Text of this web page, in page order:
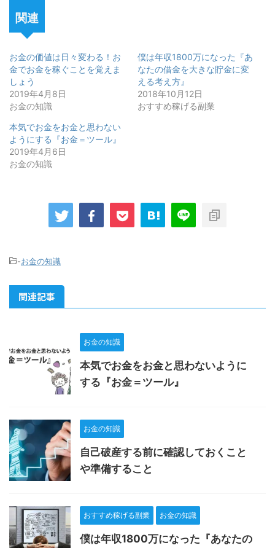
関連
お金の価値は日々変わる！お
金でお金を稼ぐことを覚えま
しょう
2019年4月8日
お金の知識
僕は年収1800万になった『あ
なたの借金を大きな貯金に変
える考え方』
2018年10月12日
おすすめ稼げる副業
本気でお金をお金と思わない
ようにする『お金＝ツール』
2019年4月6日
お金の知識
-お金の知識
関連記事
お金の知識
本気でお金をお金と思わないように
する『お金＝ツール』
お金の知識
自己破産する前に確認しておくこと
や準備すること
おすすめ稼げる副業 お金の知識
僕は年収1800万になった『あなたの